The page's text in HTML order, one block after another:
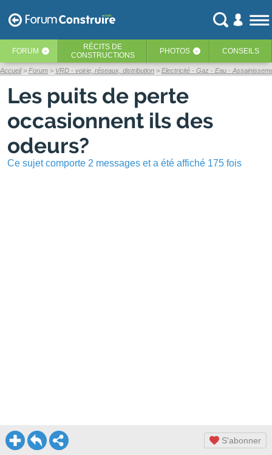
FORUM ‹ RÉCITS DE
CONSTRUCTIONS
PHOTOS ‹ CONSEILS
Accueil Forum VRD - voirie, réseaux, distribution Electricité - Gaz - Eau -
Les puits de perte
occasionnent ils des
odeurs?
Ce sujet comporte 2 messages et a été affiché 175 fois
S'abonner